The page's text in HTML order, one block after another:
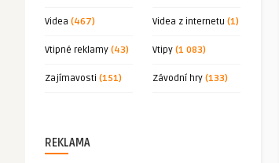
Videa (467) Videa z internetu (1)
Vtipné reklamy (43) Vtipy (1 083)
Zajímavosti (151) Závodní hry (133)
REKLAMA